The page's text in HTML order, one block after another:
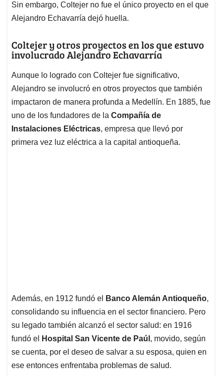
Sin embargo, Coltejer no fue el único proyecto en el que
Alejandro Echavarría dejó huella.
Coltejer y otros proyectos en los que estuvo
involucrado Alejandro Echavarría
Aunque lo logrado con Coltejer fue significativo,
Alejandro se involucró en otros proyectos que también
impactaron de manera profunda a Medellín. En 1885, fue
uno de los fundadores de la Compañía de
Instalaciones Eléctricas, empresa que llevó por
primera vez luz eléctrica a la capital antioqueña.
Además, en 1912 fundó el Banco Alemán Antioqueño,
consolidando su influencia en el sector financiero. Pero
su legado también alcanzó el sector salud: en 1916
fundó el
Hospital San Vicente de Paúl , movido, según
se cuenta, por el deseo de salvar a su esposa, quien en
ese entonces enfrentaba problemas de salud.